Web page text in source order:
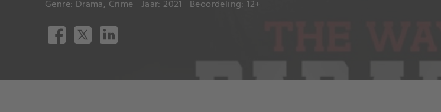
Genre: Drama, Crime Jaar: 2021 Beoordeling: 12+